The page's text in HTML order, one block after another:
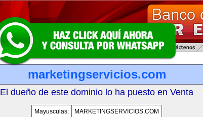
marketingservicios.com
El dueño de este dominio lo ha puesto en Venta
Mayusculas:
MARKETINGSERVICIOS.COM